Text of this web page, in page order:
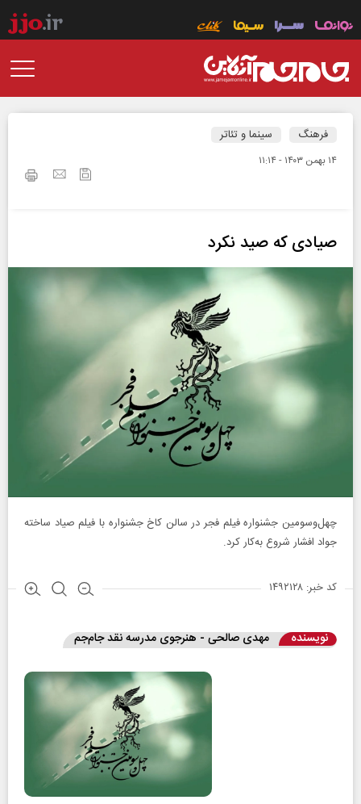
فرهنگ سینما و تئاتر
۱۴ بهمن ۱۴۰۳ - ۱۱:۱۴
صیادی که صید نکرد
چهل‌و‌سومین جشنواره فیلم فجر در سالن کاخ جشنواره با فیلم صیاد ساخته
جواد افشار شروع به‌کار کرد.
کد خبر: ۱۴۹۲۱۲۸
نویسنده مهدی صالحی - هنرجوی مدرسه نقد جام‌جم